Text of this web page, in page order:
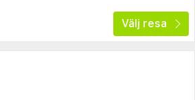
Välj resa